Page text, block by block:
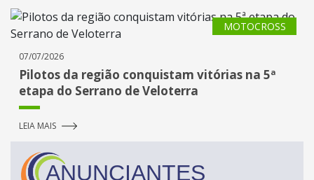
MOTOCROSS
07/07/2026
Pilotos da região conquistam vitórias na 5ª
etapa do Serrano de Veloterra
LEIA MAIS
ANUNCIANTES